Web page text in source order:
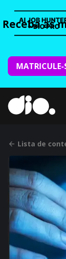
Receba as
MATRICULE-
Lista de